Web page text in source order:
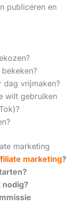
publiceren en
dag vrijmaken?
wilt gebruiken
marketing
marketing?